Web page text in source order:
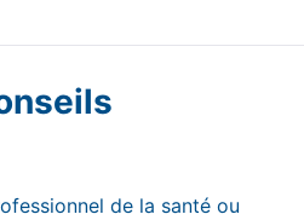
de la santé ou